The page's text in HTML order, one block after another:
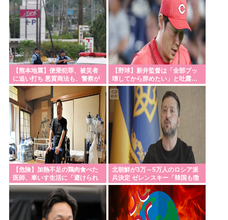
【熊本地震】便乗犯罪、被災者
に追い打ち 悪質商法も、警察が
警戒強化
【野球】新井監督は「全部ブッ
壊してから辞めたい」と吐露…
いま「広島カープ」で何が起き
ているのか？
【危険】加熱不足の鶏肉食べた
医師、車いす生活に「避けられ
たリスクだった」
北朝鮮が3万～5万人のロシア派
兵決定 ゼレンスキー「韓国も徴
兵を寄越せ」